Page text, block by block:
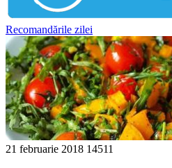
Recomandările zilei
21 februarie 2018 14511